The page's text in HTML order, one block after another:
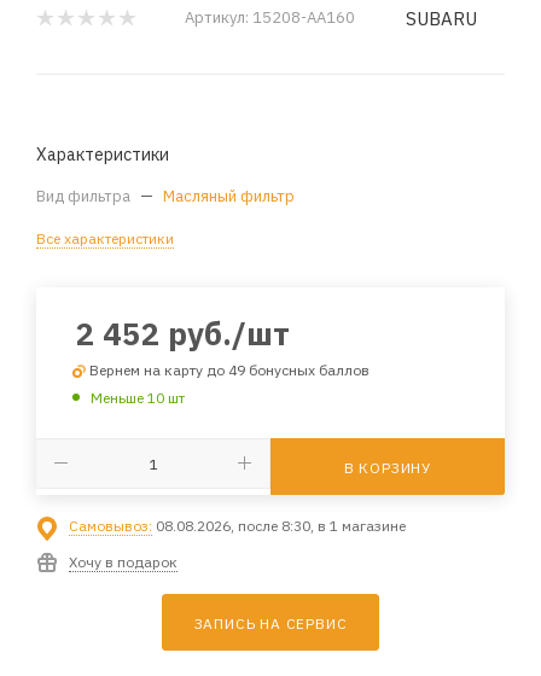
Артикул: 15208-AA160 SUBARU
Характеристики
Вид фильтра — Масляный фильтр
Все характеристики
2 452 руб./шт
Вернем на карту до 49 бонусных баллов
Меньше 10 шт
В КОРЗИНУ
Самовывоз: 08.08.2026, после 8:30, в 1 магазине
Хочу в подарок
ЗАПИСЬ НА СЕРВИС